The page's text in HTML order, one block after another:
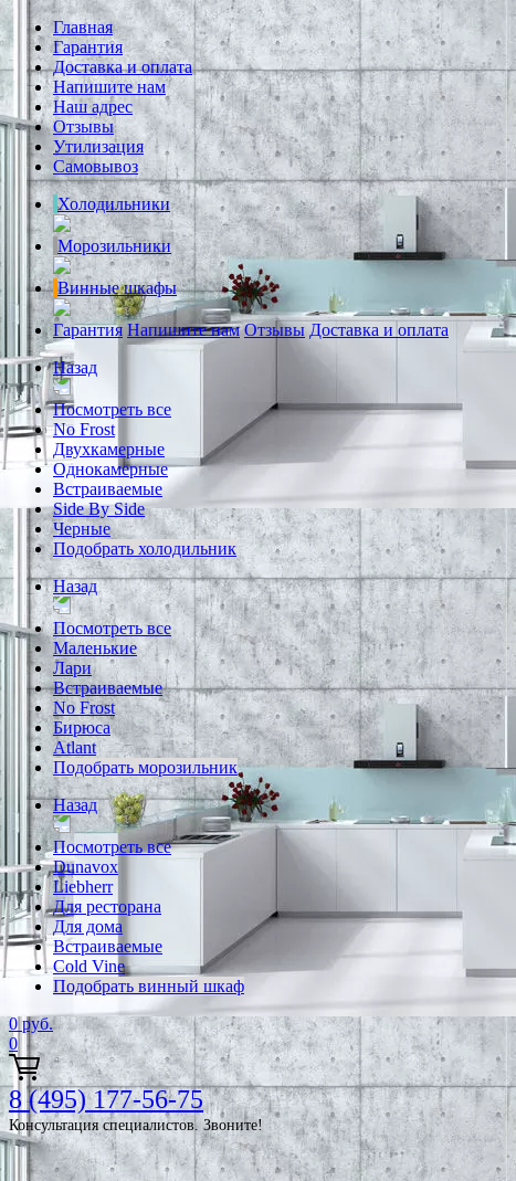
Главная
Гарантия
Доставка и оплата
Напишите нам
Наш адрес
Отзывы
Утилизация
Самовывоз
Холодильники
Морозильники
Винные шкафы
Гарантия Напишите нам Отзывы Доставка и оплата
Назад
Посмотреть все
No Frost
Двухкамерные
Однокамерные
Встраиваемые
Side By Side
Черные
Подобрать холодильник
Назад
Посмотреть все
Маленькие
Лари
Встраиваемые
No Frost
Бирюса
Atlant
Подобрать морозильник
Назад
Посмотреть все
Dunavox
Liebherr
Для ресторана
Для дома
Встраиваемые
Cold Vine
Подобрать винный шкаф
0 руб.
0
8 (495) 177-56-75
Консультация специалистов. Звоните!